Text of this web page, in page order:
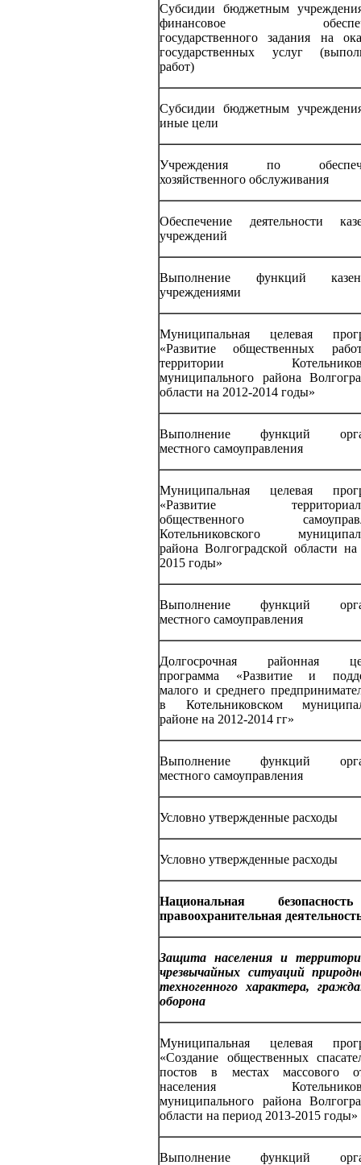
Субсидии бюджетным
финансовое
государственного задания на
государственных услуг
работ)
Субсидии бюджетным
иные цели
Учреждения по
хозяйственного обслуживания
Обеспечение деятельности
учреждений
Выполнение функций
учреждениями
Муниципальная целевая
«Развитие общественных
территории
муниципального района
области на 2012-2014 годы»
Выполнение функций
местного самоуправления
Муниципальная целевая
«Развитие
общественного
Котельниковского
района Волгоградской области на
2015 годы»
Выполнение функций
местного самоуправления
Долгосрочная районная
программа «Развитие и
малого и среднего
в Котельниковском
районе на 2012-2014 гг»
Выполнение функций
местного самоуправления
Условно утвержденные расходы
Условно утвержденные расходы
Национальная
правоохранительная
Защита населения и
чрезвычайных ситуаций
техногенного характера,
оборона
Муниципальная целевая
«Создание общественных
постов в местах массового
населения
муниципального района
области на период 2013-2015 годы»
Выполнение функций